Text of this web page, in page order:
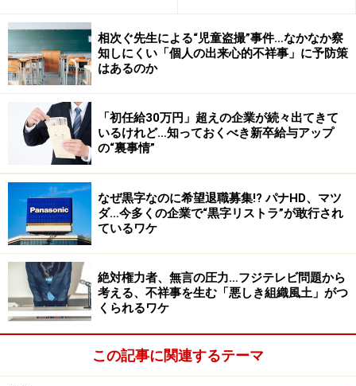
ます。今回のケースでは、被害者である女性アナウンサ
ーが同局の人気番組の司会を務めるタレントから食事の
誘いを受けた際に、「もしこれを断って、そのことが上
司の耳に入ったら、今後自分の仕事が減らされてしまう
かもしれない」という懸念から断ることができず被害に
遭った、と調査書には記されています。
自分が不利益を被りかねないという懸念から、取りたい
対応が取れない、言いたいことが言えない、といった状
況を「心理的安全性が欠如している」と言います。
日本人がつくる組織の大きな特徴2つ
が言えずに社員を不正に走らせてしまう「悪しき組織風
土」は存在します。トヨタ自動車グループをはじめ自動
相次ぐ先生による“児童盗撮”事件…なかなか察
知しにくい「個人の出来心的不祥事」に予防策
はあるのか
「初任給30万円」超えの企業が続々出てきて
いるけれど…知っておくべき新卒給与アップ
の“裏事情”
なぜ黒字なのに希望退職募集!? パナHD、マツ
ダ…今多くの企業で“黒字リストラ”が敢行され
ているワケ
絶対権力者、無言の圧力…フジテレビ問題から
考える、不祥事を生む「悪しき組織風土」がつ
くられるワケ
この記事に関連するテーマ